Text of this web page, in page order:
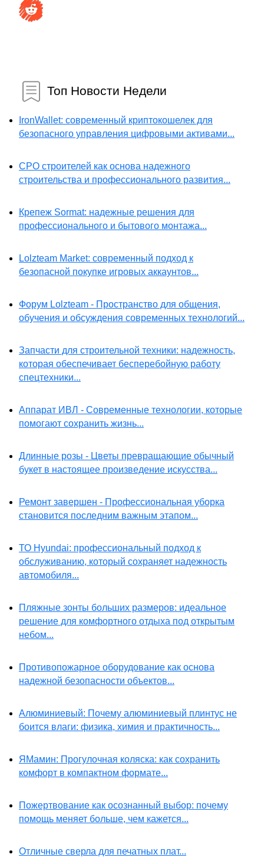
Топ Новости Недели
IronWallet: современный криптокошелек для
безопасного управления цифровыми активами...
СРО строителей как основа надежного
строительства и профессионального развития...
Крепеж Sormat: надежные решения для
профессионального и бытового монтажа...
Lolzteam Market: современный подход к
безопасной покупке игровых аккаунтов...
Форум Lolzteam - Пространство для общения,
обучения и обсуждения современных технологий...
Запчасти для строительной техники: надежность,
которая обеспечивает бесперебойную работу
спецтехники...
Аппарат ИВЛ - Современные технологии, которые
помогают сохранить жизнь...
Длинные розы - Цветы превращающие обычный
букет в настоящее произведение искусства...
Ремонт завершен - Профессиональная уборка
становится последним важным этапом...
ТО Hyundai: профессиональный подход к
обслуживанию, который сохраняет надежность
автомобиля...
Пляжные зонты больших размеров: идеальное
решение для комфортного отдыха под открытым
небом...
Противопожарное оборудование как основа
надежной безопасности объектов...
Алюминиевый: Почему алюминиевый плинтус не
боится влаги: физика, химия и практичность...
ЯМамин: Прогулочная коляска: как сохранить
комфорт в компактном формате...
Пожертвование как осознанный выбор: почему
помощь меняет больше, чем кажется...
Отличные сверла для печатных плат...